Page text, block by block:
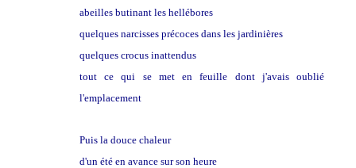
abeilles butinant les hellébores
quelques narcisses précoces dans les jardinières
quelques crocus inattendus
tout ce qui se met en feuille dont j'avais oublié
l'emplacement
Puis la douce chaleur
d'un été en avance sur son heure